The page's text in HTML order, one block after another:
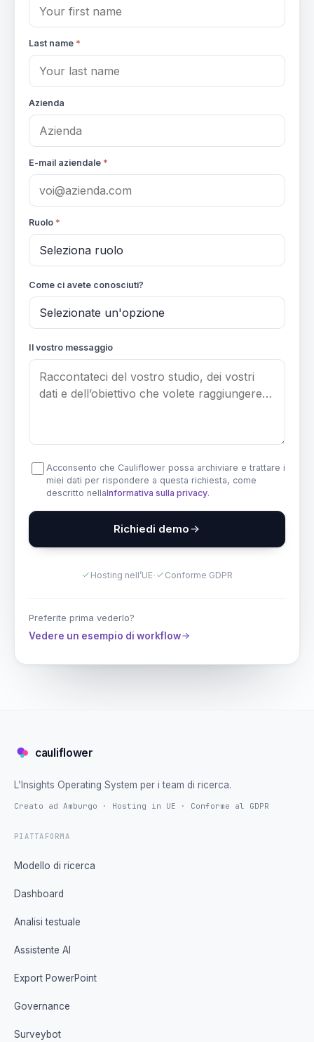
Last name *
Azienda
E-mail aziendale *
Ruolo *
Come ci avete conosciuti?
Il vostro messaggio
Acconsento che Cauliflower possa archiviare e trattare i
miei dati per rispondere a questa richiesta, come
descritto nellaInformativa sulla privacy.
Richiedi demo
Hosting nell’UE· Conforme GDPR
Preferite prima vederlo?
Vedere un esempio di workflow
cauliflower
L’Insights Operating System per i team di ricerca.
Creato ad Amburgo · Hosting in UE · Conforme al GDPR
PIATTAFORMA
Modello di ricerca
Dashboard
Analisi testuale
Assistente AI
Export PowerPoint
Governance
Surveybot